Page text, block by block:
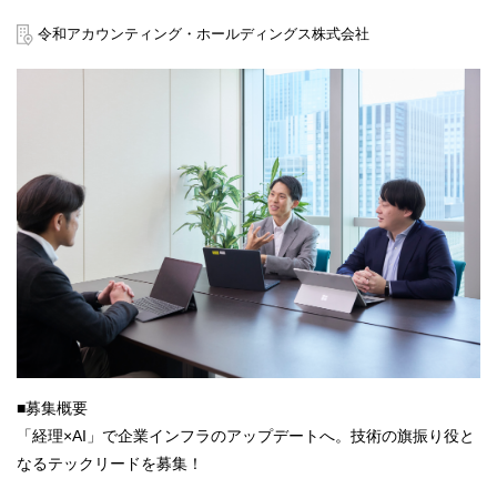
令和アカウンティング・ホールディングス株式会社
■募集概要
「経理×AI」で企業インフラのアップデートへ。技術の旗振り役と
なるテックリードを募集！